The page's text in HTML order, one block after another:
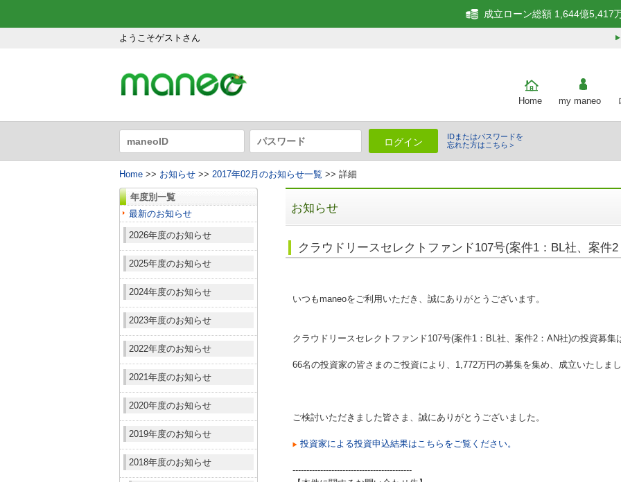
ようこそゲストさん
成立ローン総額 1,644億5,417
Home my maneo
ログイン
IDまたはパスワードを
忘れた方はこちら＞
Home >> お知らせ >> 2017年02月のお知らせ一覧 >> 詳細
年度別一覧
最新のお知らせ
2026年度のお知らせ
2025年度のお知らせ
2024年度のお知らせ
2023年度のお知らせ
2022年度のお知らせ
2021年度のお知らせ
2020年度のお知らせ
2019年度のお知らせ
2018年度のお知らせ
お知らせ
クラウドリースセレクトファンド107号(案件1：BL社、案件
いつもmaneoをご利用いただき、誠にありがとうございます。
クラウドリースセレクトファンド107号(案件1：BL社、案件2：AN社)の投資募集
66名の投資家の皆さまのご投資により、1,772万円の募集を集め、成立いたしま
ご検討いただきました皆さま、誠にありがとうございました。
投資家による投資申込結果はこちらをご覧ください。
-------------------------------------------